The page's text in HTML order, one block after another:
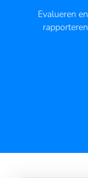
Evalueren en
rapporteren